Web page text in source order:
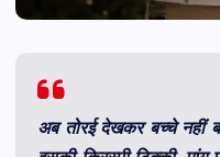
अब तोरई देखकर बच्चे नहीं